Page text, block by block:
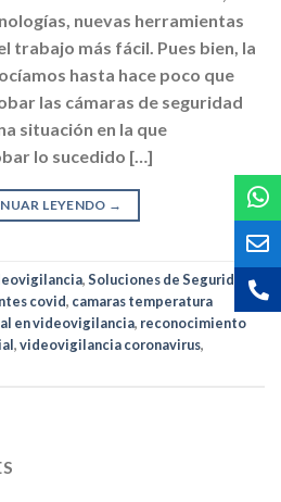
nuevas herramientas
trabajo más fácil. Pues bien, la
hasta hace poco que
las cámaras de seguridad
situación en la que
lo sucedido […]
LEYENDO →
,Soluciones de Seguridad|
covid, camaras temperatura
en videovigilancia, reconocimiento
,videovigilancia coronavirus,